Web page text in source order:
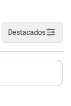
Destacados